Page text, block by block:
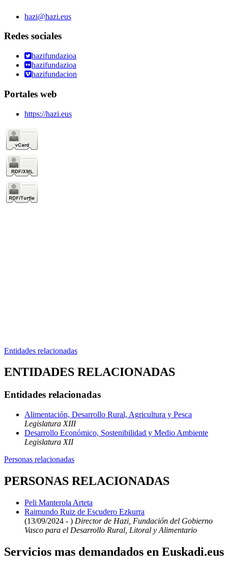
hazi@hazi.eus
Redes sociales
hazifundazioa
hazifundazioa
hazifundacion
Portales web
https://hazi.eus
Entidades relacionadas
ENTIDADES RELACIONADAS
Entidades relacionadas
Alimentación, Desarrollo Rural, Agricultura y Pesca
Legislatura XIII
Desarrollo Económico, Sostenibilidad y Medio Ambiente
Legislatura XII
Personas relacionadas
PERSONAS RELACIONADAS
Peli Manterola Arteta
Raimundo Ruiz de Escudero Ezkurra
(13/09/2024 - ) Director de Hazi, Fundación del Gobierno
Vasco para el Desarrollo Rural, Litoral y Alimentario
Servicios mas demandados en Euskadi.eus